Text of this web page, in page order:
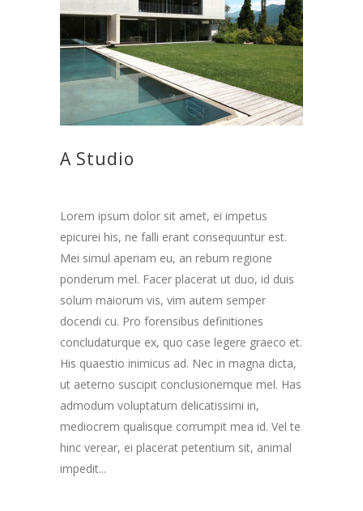
A Studio
Lorem ipsum dolor sit amet, ei impetus
epicurei his, ne falli erant consequuntur est.
Mei simul aperiam eu, an rebum regione
ponderum mel. Facer placerat ut duo, id duis
solum maiorum vis, vim autem semper
docendi cu. Pro forensibus definitiones
concludaturque ex, quo case legere graeco et.
His quaestio inimicus ad. Nec in magna dicta,
ut aeterno suscipit conclusionemque mel. Has
admodum voluptatum delicatissimi in,
mediocrem qualisque corrumpit mea id. Vel te
hinc verear, ei placerat petentium sit, animal
impedit...